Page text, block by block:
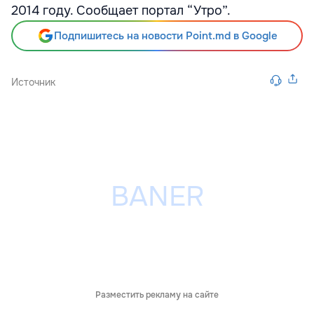
2014 году. Сообщает портал “Утро”.
Подпишитесь на новости Point.md в Google
Источник
Разместить рекламу на сайте